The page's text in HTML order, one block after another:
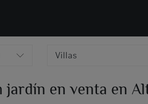
Villas
jardín en venta en